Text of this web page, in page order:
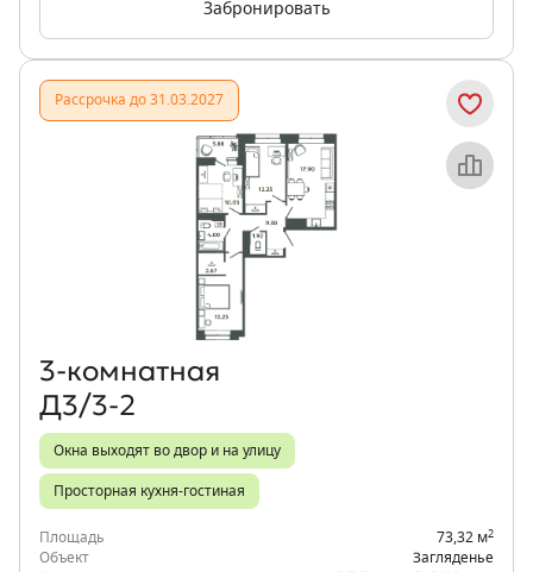
Забронировать
Рассрочка до 31.03.2027
Объект месяца
3‑комнатная
Д3/3-2
Окна выходят во двор и на улицу
Просторная кухня-гостиная
Площадь 73,32 м2
Объект
Загляденье